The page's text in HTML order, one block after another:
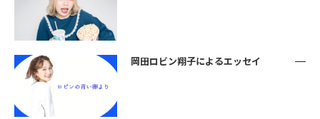
岡田ロビン翔子によるエッセイ